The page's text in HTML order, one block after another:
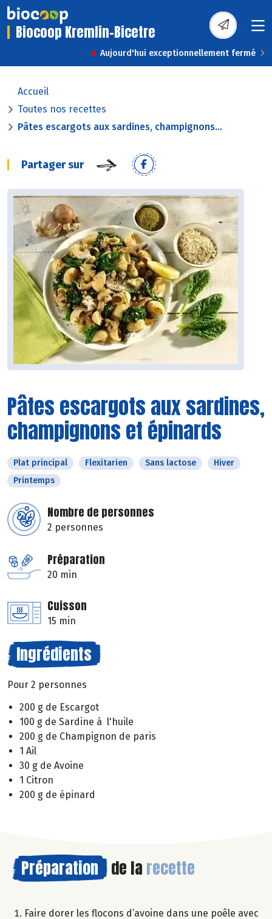
Biocoop Kremlin-Bicetre
Aujourd'hui exceptionnellement fermé
Accueil
Toutes nos recettes
Pâtes escargots aux sardines, champignons...
Partager sur
Pâtes escargots aux sardines,
champignons et épinards
Plat principal Flexitarien Sans lactose
Hiver
Printemps
Nombre de personnes
2 personnes
Préparation
20 min
Cuisson
15 min
Ingrédients
Pour 2 personnes
200 g de Escargot
100 g de Sardine à l'huile
200 g de Champignon de paris
1 Ail
30 g de Avoine
1 Citron
200 g de épinard
Préparation de la recette
Faire dorer les flocons d’avoine dans une poêle avec